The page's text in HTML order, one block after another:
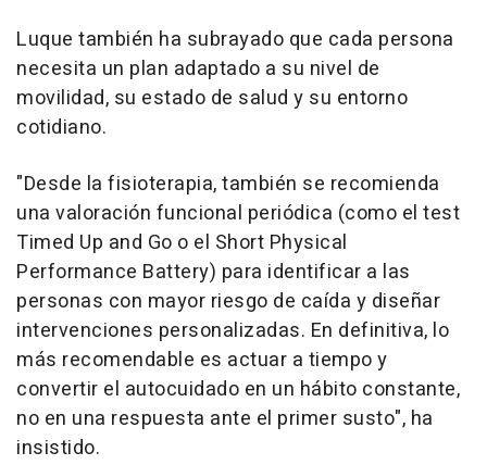
Luque también ha subrayado que cada persona
necesita un plan adaptado a su nivel de
movilidad, su estado de salud y su entorno
cotidiano.
"Desde la fisioterapia, también se recomienda
una valoración funcional periódica (como el test
Timed Up and Go o el Short Physical
Performance Battery) para identificar a las
personas con mayor riesgo de caída y diseñar
intervenciones personalizadas. En definitiva, lo
más recomendable es actuar a tiempo y
convertir el autocuidado en un hábito constante,
no en una respuesta ante el primer susto", ha
insistido.